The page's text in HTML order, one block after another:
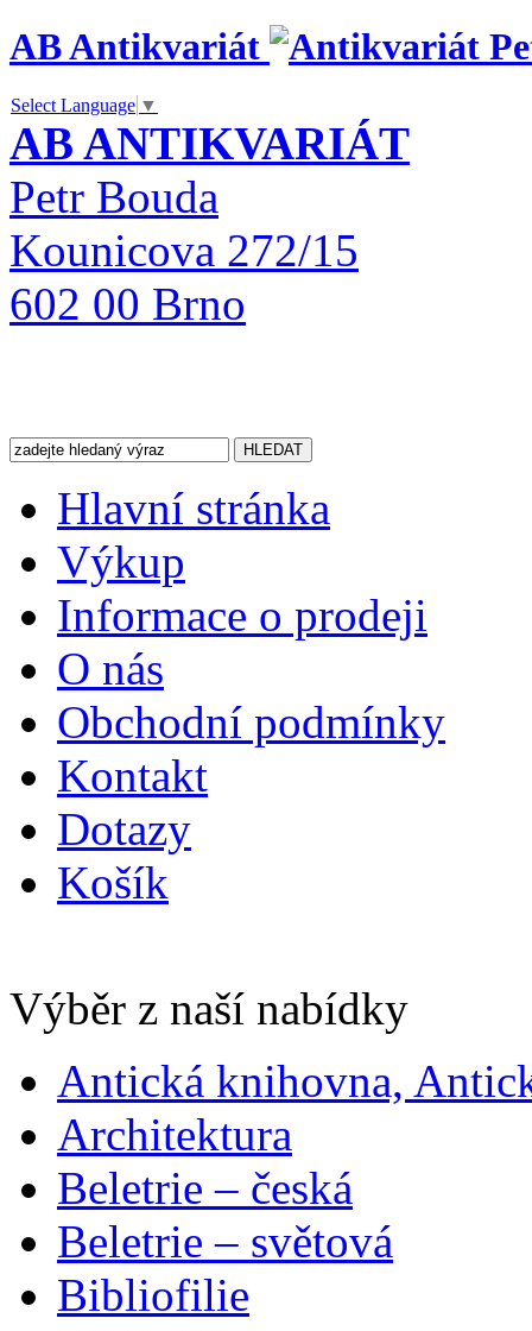
AB Antikvariát
Select Language ▼
AB ANTIKVARIÁT
Petr Bouda
Kounicova 272/15
602 00 Brno
Hlavní stránka
Výkup
Informace o prodeji
O nás
Obchodní podmínky
Kontakt
Dotazy
Košík
Výběr z naší nabídky
Antická knihovna,
Architektura
Beletrie – česká
Beletrie – světová
Bibliofilie